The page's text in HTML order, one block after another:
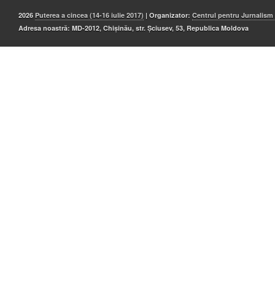
2026 Puterea a cincea (14-16 iulie 2017) | Organizator: Centrul pentru
Adresa noastră: MD-2012, Chișinău, str. Șciusev, 53, Republica Moldova